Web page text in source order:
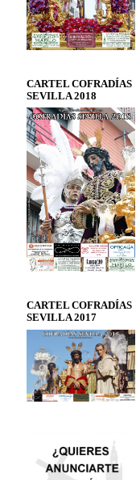
CARTEL COFRADÍAS
SEVILLA 2018
CARTEL COFRADÍAS
SEVILLA 2017